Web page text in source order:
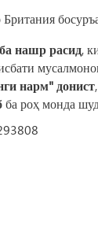
нашр расид,
нарм" донист
ба роҳ монда